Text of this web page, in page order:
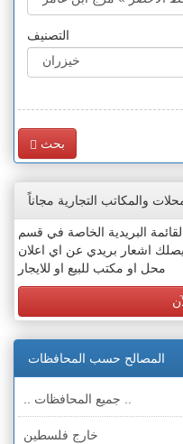
التصنيف
بحث
البريدية الخاصة في قسم
ليصلك اشعار بريدي عن اي اعلان
محل او مكتب للبيع او للايجار
المصالح حسب المحافظات
خارج فلسطين